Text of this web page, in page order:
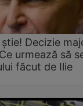
Decizie
urmează să
făcut de Ilie